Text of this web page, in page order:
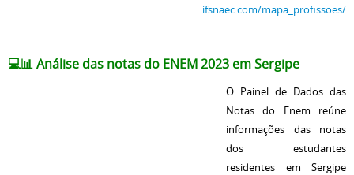
ifsnaec.com/mapa_profissoes/
💻📊Análise das notas do ENEM 2023 em Sergipe
O Painel de Dados das
Notas do Enem reúne
informações das notas
dos estudantes
residentes em Sergipe